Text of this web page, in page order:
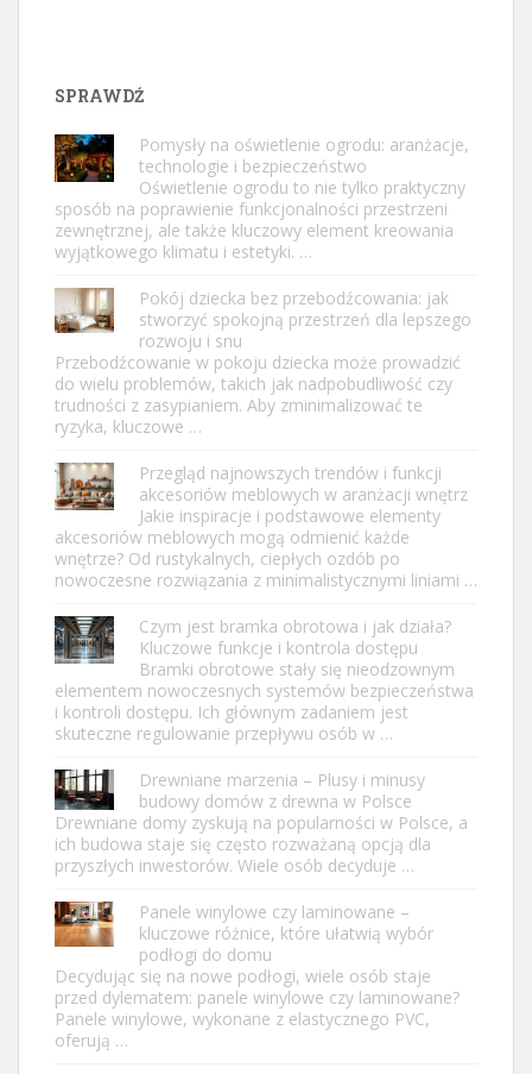
SPRAWDŹ
Pomysły na oświetlenie ogrodu: aranżacje,
technologie i bezpieczeństwo
Oświetlenie ogrodu to nie tylko praktyczny
sposób na poprawienie funkcjonalności przestrzeni
zewnętrznej, ale także kluczowy element kreowania
wyjątkowego klimatu i estetyki. …
Pokój dziecka bez przebodźcowania: jak
stworzyć spokojną przestrzeń dla lepszego
rozwoju i snu
Przebodźcowanie w pokoju dziecka może prowadzić
do wielu problemów, takich jak nadpobudliwość czy
trudności z zasypianiem. Aby zminimalizować te
ryzyka, kluczowe …
Przegląd najnowszych trendów i funkcji
akcesoriów meblowych w aranżacji wnętrz
Jakie inspiracje i podstawowe elementy
akcesoriów meblowych mogą odmienić każde
wnętrze? Od rustykalnych, ciepłych ozdób po
nowoczesne rozwiązania z minimalistycznymi liniami …
Czym jest bramka obrotowa i jak działa?
Kluczowe funkcje i kontrola dostępu
Bramki obrotowe stały się nieodzownym
elementem nowoczesnych systemów bezpieczeństwa
i kontroli dostępu. Ich głównym zadaniem jest
skuteczne regulowanie przepływu osób w …
Drewniane marzenia – Plusy i minusy
budowy domów z drewna w Polsce
Drewniane domy zyskują na popularności w Polsce, a
ich budowa staje się często rozważaną opcją dla
przyszłych inwestorów. Wiele osób decyduje …
Panele winylowe czy laminowane –
kluczowe różnice, które ułatwią wybór
podłogi do domu
Decydując się na nowe podłogi, wiele osób staje
przed dylematem: panele winylowe czy laminowane?
Panele winylowe, wykonane z elastycznego PVC,
oferują …